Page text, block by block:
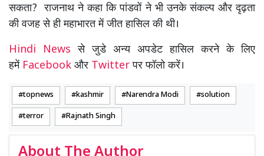
सकता? राजनाथ ने कहा कि पांडवों ने भी उनके संकल्प और दृढ़ता
की वजह से ही महाभारत में जीत हासिल की थी।
Hindi Newsसे जुडे अन्य अपडेट हासिल करने के लिए
हमें Facebook और Twitterपर फॉलो करें।
topnews kashmir Narendra Modi solution
terror Rajnath Singh